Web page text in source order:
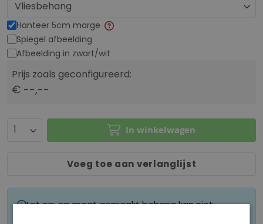
Hanteer 5cm marge
Spiegel afbeelding
Afbeelding in zwart/wit
Prijs zoals geconfigureerd:
€ --,--
In winkelwagen
Voeg toe aan verlanglijst
Let op: op maat gemaakt behang kan niet